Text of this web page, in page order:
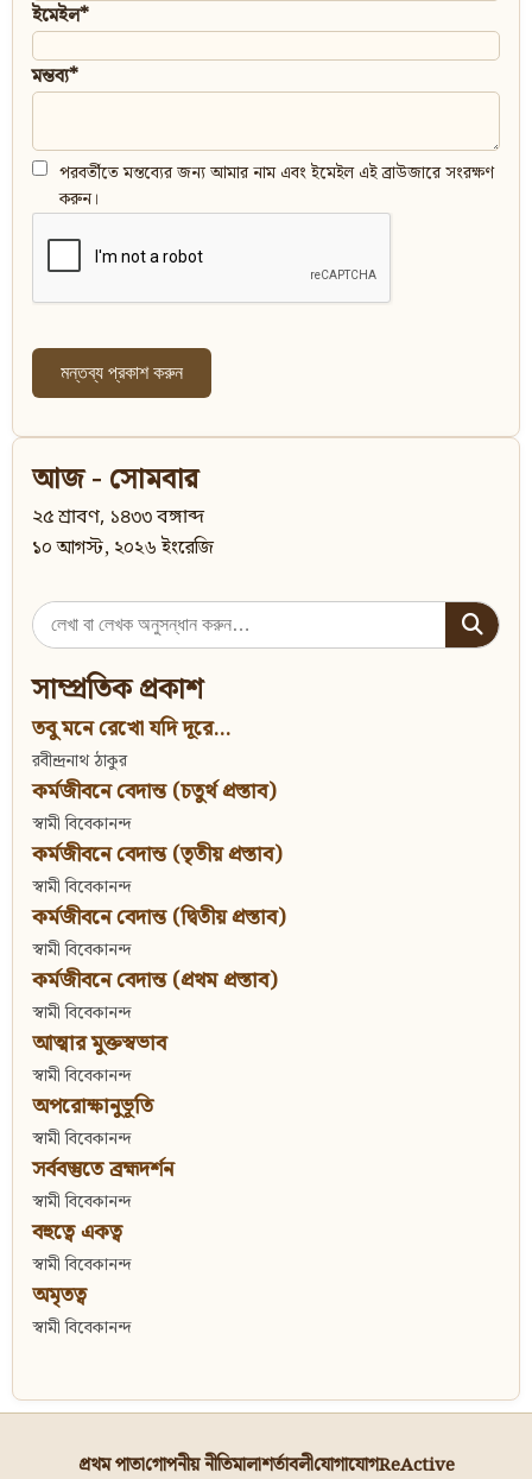
ইমেইল*
মন্তব্য*
পরবর্তীতে মন্তব্যের জন্য আমার নাম এবং ইমেইল এই ব্রাউজারে সংরক্ষণ
করুন।
আজ - সোমবার
২৫ শ্রাবণ, ১৪৩৩ বঙ্গাব্দ
১০ আগস্ট, ২০২৬ ইংরেজি
Search
for:
সাম্প্রতিক প্রকাশ
তবু মনে রেখো যদি দূরে...
রবীন্দ্রনাথ ঠাকুর
কর্মজীবনে বেদান্ত (চতুর্থ প্রস্তাব)
স্বামী বিবেকানন্দ
কর্মজীবনে বেদান্ত (তৃতীয় প্রস্তাব)
স্বামী বিবেকানন্দ
কর্মজীবনে বেদান্ত (দ্বিতীয় প্রস্তাব)
স্বামী বিবেকানন্দ
কর্মজীবনে বেদান্ত (প্রথম প্রস্তাব)
স্বামী বিবেকানন্দ
আত্মার মুক্তস্বভাব
স্বামী বিবেকানন্দ
অপরোক্ষানুভূতি
স্বামী বিবেকানন্দ
সর্ববস্তুতে ব্রহ্মদর্শন
স্বামী বিবেকানন্দ
বহুত্বে একত্ব
স্বামী বিবেকানন্দ
অমৃতত্ব
স্বামী বিবেকানন্দ
প্রথম পাতাগোপনীয় নীতিমালাশর্তাবলীযোগাযোগReActive